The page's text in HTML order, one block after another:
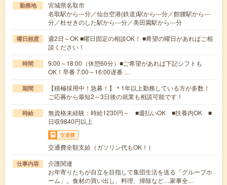
勤務地
宮城県名取市
名取駅から---分／仙台空港(鉄道)駅から---分／館腰駅から---
分／杜せきのした駅から---分／美田園駅から---分
曜日頻度
週2日～OK ■曜日固定の相談OK！ ■希望の曜日があればご相
談ください！
時間
9:00～18:00（休憩60分）■ご希望があれば下記シフトも
OK！早番 7:00～16:00遅番 …
期間
【積極採用中！急募！】＊1年以上勤務している方が多数！
ご応募から最短2～3日後の就業も相談可能です！
時給
無資格未経験：時給1230円～ ■週払いOK ■扶養内OK ■
日収9840円以上
交通費
交通費全額支給（ガソリン代もOK！）
仕事内容
介護関連
お年寄りたちが自立を目指して集団生活を送る「グループホ
ーム」。食材の買い出し、料理、掃除など…家事全…